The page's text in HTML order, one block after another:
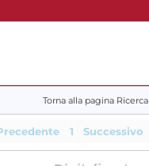
Torna alla pagina Ricerca
1 Successivo